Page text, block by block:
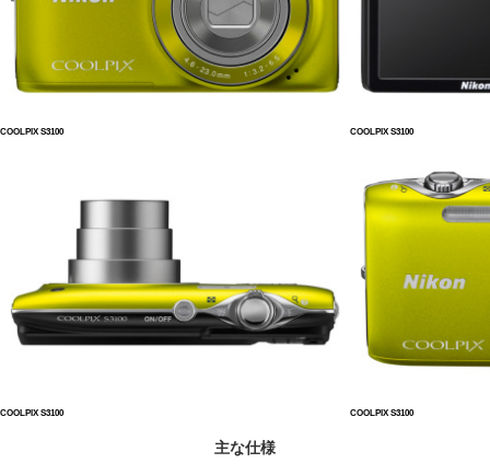
COOLPIX S3100 COOLPIX S3100
COOLPIX S3100 COOLPIX S3100
主な仕様